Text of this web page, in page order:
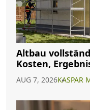
Altbau
Kosten,
Erfahrungen
AUG 7, 2026KASPAR